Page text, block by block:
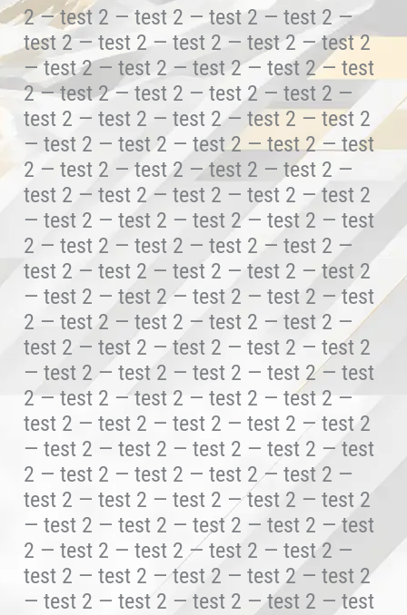
2 — test 2 — test 2 — test 2 — test 2 —
test 2 — test 2 — test 2 — test 2 — test 2
— test 2 — test 2 — test 2 — test 2 — test
2 — test 2 — test 2 — test 2 — test 2 —
test 2 — test 2 — test 2 — test 2 — test 2
— test 2 — test 2 — test 2 — test 2 — test
2 — test 2 — test 2 — test 2 — test 2 —
test 2 — test 2 — test 2 — test 2 — test 2
— test 2 — test 2 — test 2 — test 2 — test
2 — test 2 — test 2 — test 2 — test 2 —
test 2 — test 2 — test 2 — test 2 — test 2
— test 2 — test 2 — test 2 — test 2 — test
2 — test 2 — test 2 — test 2 — test 2 —
test 2 — test 2 — test 2 — test 2 — test 2
— test 2 — test 2 — test 2 — test 2 — test
2 — test 2 — test 2 — test 2 — test 2 —
test 2 — test 2 — test 2 — test 2 — test 2
— test 2 — test 2 — test 2 — test 2 — test
2 — test 2 — test 2 — test 2 — test 2 —
test 2 — test 2 — test 2 — test 2 — test 2
— test 2 — test 2 — test 2 — test 2 — test
2 — test 2 — test 2 — test 2 — test 2 —
test 2 — test 2 — test 2 — test 2 — test 2
— test 2 — test 2 — test 2 — test 2 — test